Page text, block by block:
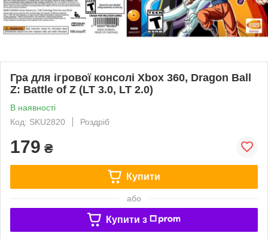
Гра для ігрової консолі Xbox 360, Dragon Ball
Z: Battle of Z (LT 3.0, LT 2.0)
В наявності
Код: SKU2820
Роздріб
179 ₴
Купити
або
Купити з